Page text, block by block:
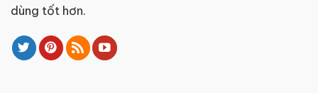
dùng tốt hơn.